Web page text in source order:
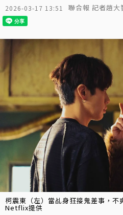
2026-03-17 13:51 聯合報 記者趙大
柯震東（左）當乩身狂接鬼差事，不
Netflix提供